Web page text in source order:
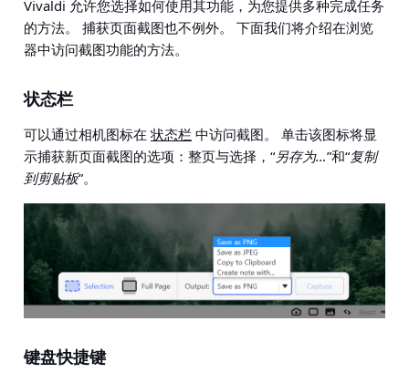
Vivaldi 允许您选择如何使用其功能，为您提供多种完成任务
的方法。 捕获页面截图也不例外。 下面我们将介绍在浏览
器中访问截图功能的方法。
状态栏
可以通过相机图标在 状态栏 中访问截图。 单击该图标将显
示捕获新页面截图的选项：整页与选择，“另存为…”和“复制
到剪贴板”。
键盘快捷键